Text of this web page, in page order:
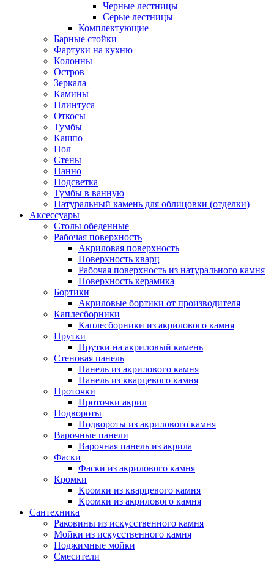
Черные лестницы
Серые лестницы
Комплектующие
Барные стойки
Фартуки на кухню
Колонны
Остров
Зеркала
Камины
Плинтуса
Откосы
Тумбы
Кашпо
Пол
Стены
Панно
Подсветка
Тумбы в ванную
Натуральный камень для облицовки (отделки)
Аксессуары
Столы обеденные
Рабочая поверхность
Акриловая поверхность
Поверхность кварц
Рабочая поверхность из натурального камня
Поверхность керамика
Бортики
Акриловые бортики от производителя
Каплесборники
Каплесборники из акрилового камня
Прутки
Прутки на акриловый камень
Стеновая панель
Панель из акрилового камня
Панель из кварцевого камня
Проточки
Проточки акрил
Подвороты
Подвороты из акрилового камня
Варочные панели
Варочная панель из акрила
Фаски
Фаски из акрилового камня
Кромки
Кромки из кварцевого камня
Кромки из акрилового камня
Сантехника
Раковины из искусственного камня
Мойки из искусственного камня
Поджимные мойки
Смесители